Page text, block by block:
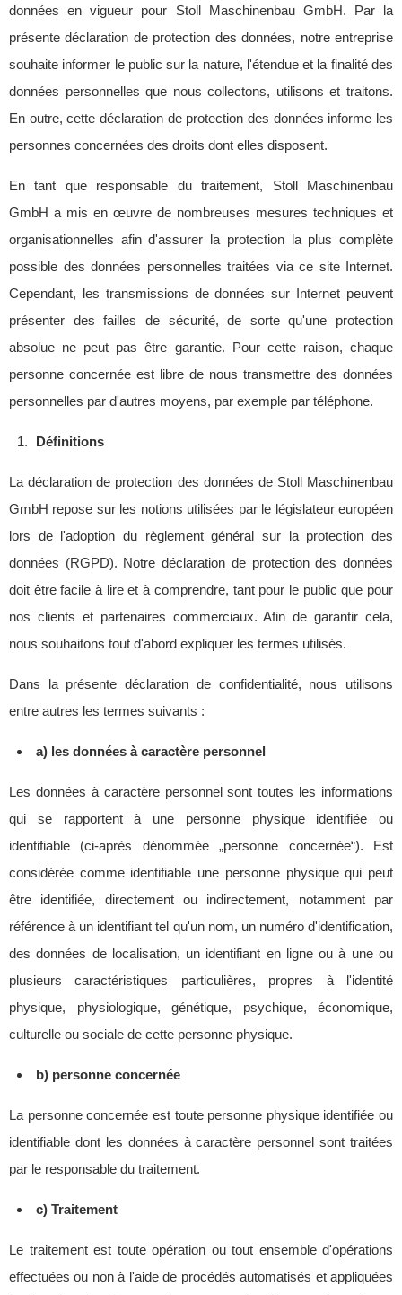
données en vigueur pour Stoll Maschinenbau GmbH. Par la
présente déclaration de protection des données, notre entreprise
souhaite informer le public sur la nature, l'étendue et la finalité des
données personnelles que nous collectons, utilisons et traitons.
En outre, cette déclaration de protection des données informe les
personnes concernées des droits dont elles disposent.
En tant que responsable du traitement, Stoll Maschinenbau
GmbH a mis en œuvre de nombreuses mesures techniques et
organisationnelles afin d'assurer la protection la plus complète
possible des données personnelles traitées via ce site Internet.
Cependant, les transmissions de données sur Internet peuvent
présenter des failles de sécurité, de sorte qu'une protection
absolue ne peut pas être garantie. Pour cette raison, chaque
personne concernée est libre de nous transmettre des données
personnelles par d'autres moyens, par exemple par téléphone.
Définitions
La déclaration de protection des données de Stoll Maschinenbau
GmbH repose sur les notions utilisées par le législateur européen
lors de l'adoption du règlement général sur la protection des
données (RGPD). Notre déclaration de protection des données
doit être facile à lire et à comprendre, tant pour le public que pour
nos clients et partenaires commerciaux. Afin de garantir cela,
nous souhaitons tout d'abord expliquer les termes utilisés.
Dans la présente déclaration de confidentialité, nous utilisons
entre autres les termes suivants :
a) les données à caractère personnel
Les données à caractère personnel sont toutes les informations
qui se rapportent à une personne physique identifiée ou
identifiable (ci-après dénommée „personne concernée“). Est
considérée comme identifiable une personne physique qui peut
être identifiée, directement ou indirectement, notamment par
référence à un identifiant tel qu'un nom, un numéro d'identification,
des données de localisation, un identifiant en ligne ou à une ou
plusieurs caractéristiques particulières, propres à l'identité
physique, physiologique, génétique, psychique, économique,
culturelle ou sociale de cette personne physique.
b) personne concernée
La personne concernée est toute personne physique identifiée ou
identifiable dont les données à caractère personnel sont traitées
par le responsable du traitement.
c) Traitement
Le traitement est toute opération ou tout ensemble d'opérations
effectuées ou non à l'aide de procédés automatisés et appliquées